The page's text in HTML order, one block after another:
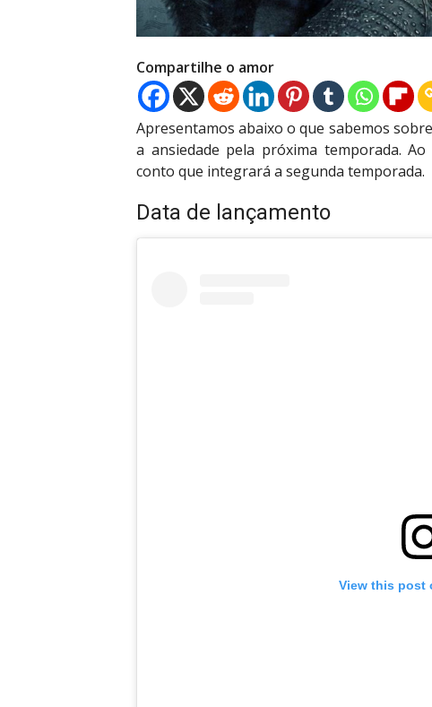
Compartilhe o amor
Apresentamos abaixo o que sabemos
a ansiedade pela próxima temporada.
conto que integrará a segunda temporada.
Data de lançamento
View this post